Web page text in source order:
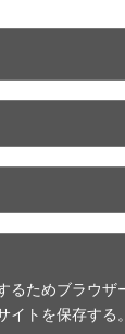
るためブラウザ
イトを保存する。